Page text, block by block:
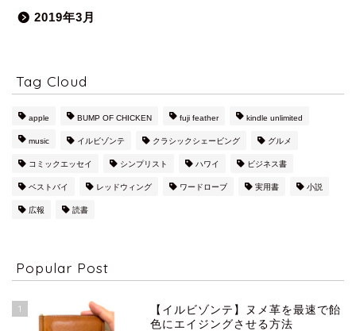
2019年3月
Tag Cloud
apple BUMP OF CHICKEN fuji feather kindle unlimited
music イルビゾンテ クラシックシェービング グルメ
コミックエッセイ シンプリスト ハワイ ビジネス書
ベストバイ レッドウィング ワードローブ 実用書 小説
広報 読書
Popular Post
1
【イルビゾンテ】ヌメ革を最速で飴
色にエイジングさせる方法